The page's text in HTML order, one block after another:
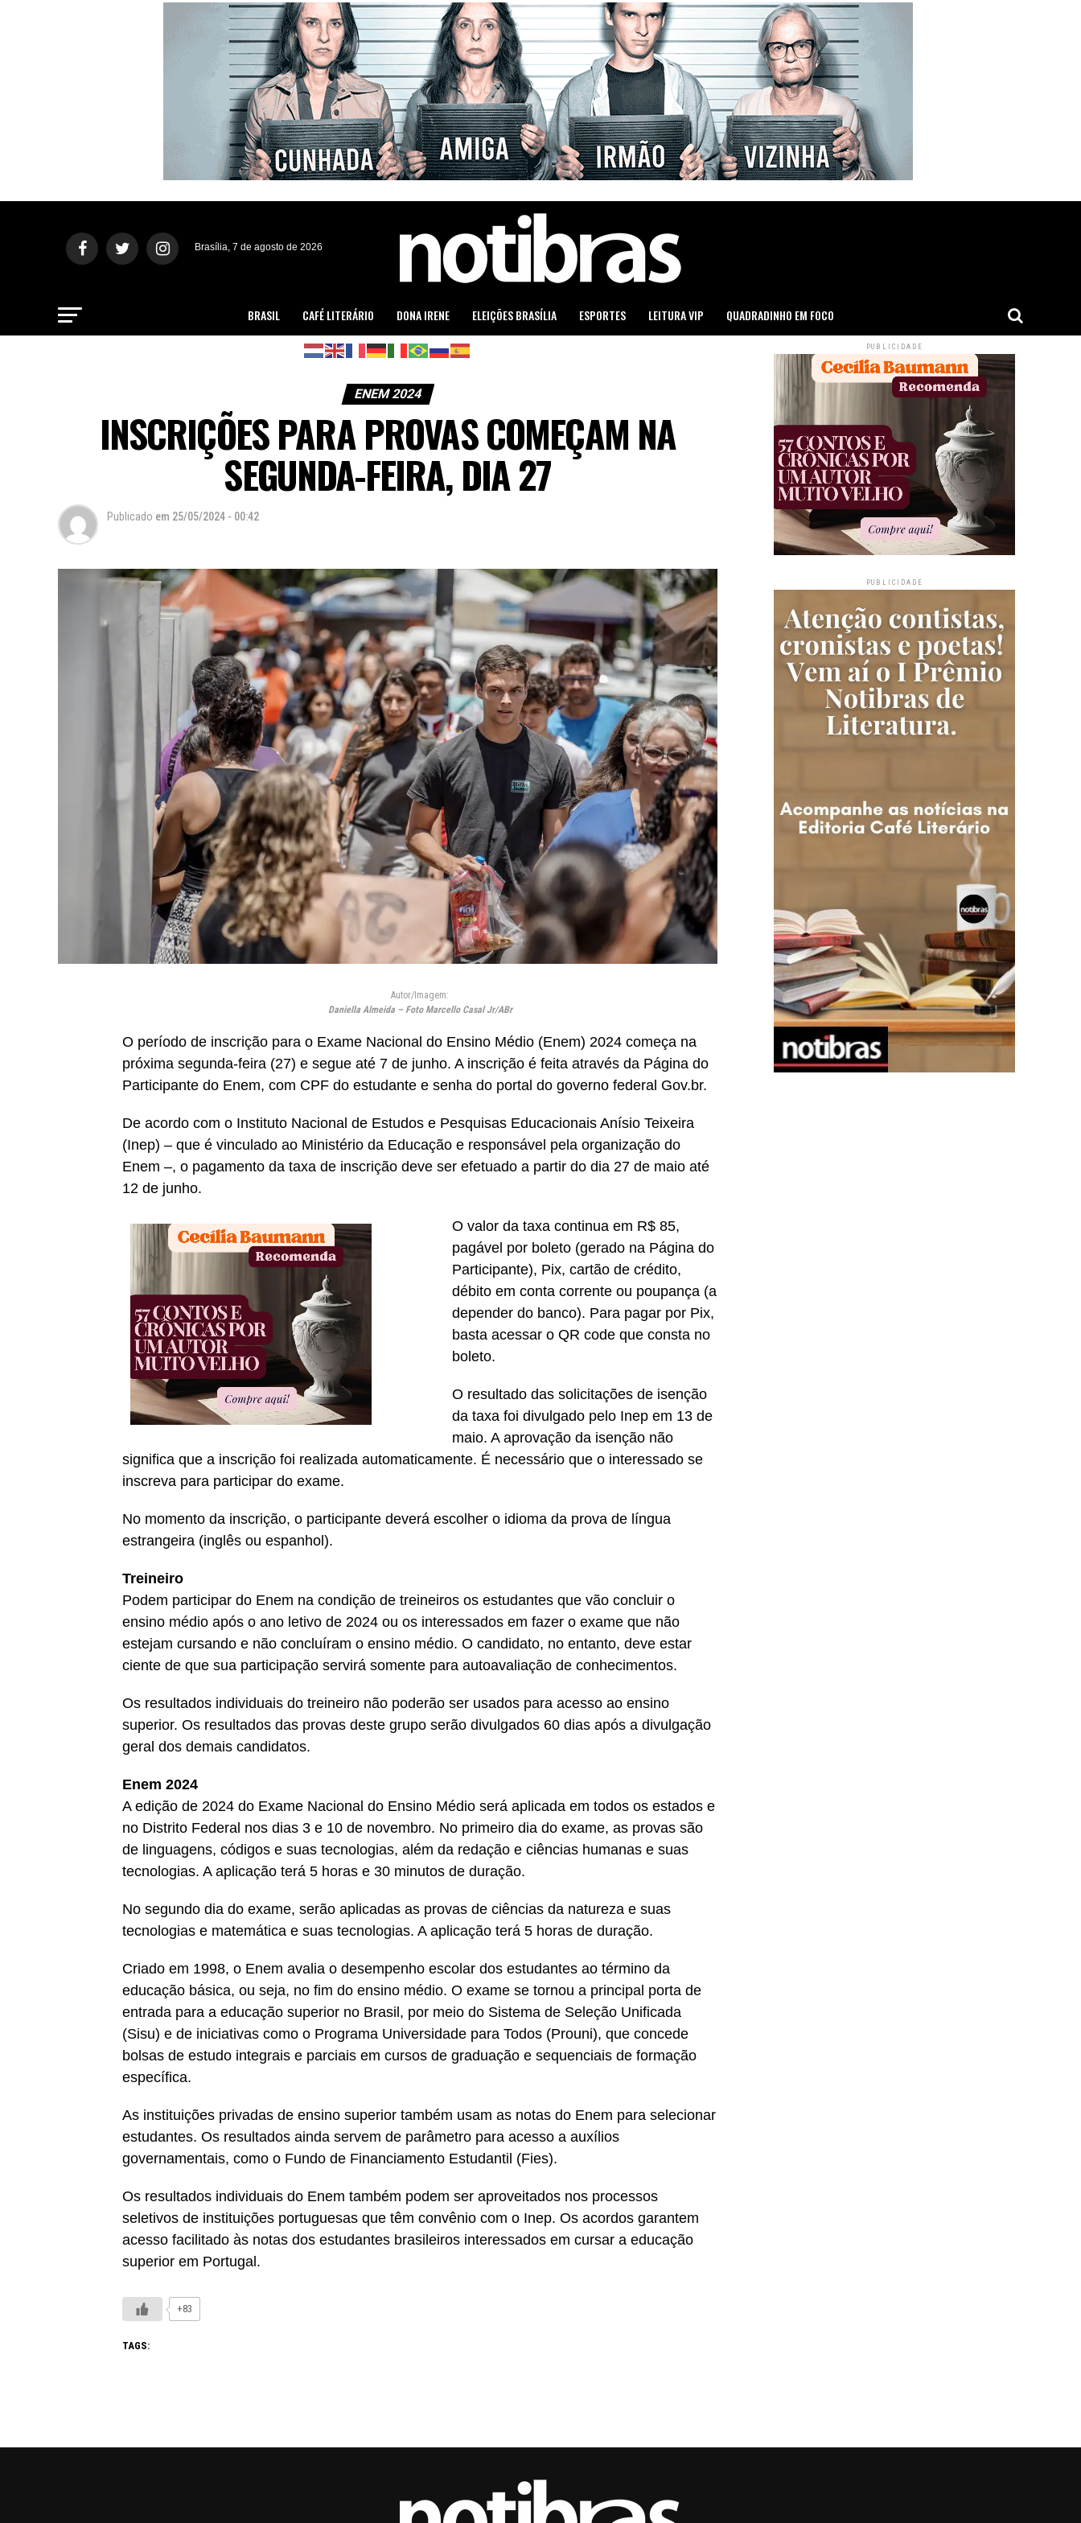
Brasília, 7 de agosto de 2026
BRASIL CAFÉ LITERÁRIO DONA IRENE ELEIÇÕES BRASÍLIA ESPORTES LEITURA VIP QUADRADINHO EM FOCO
ENEM 2024
INSCRIÇÕES PARA PROVAS COMEÇAM NA
SEGUNDA-FEIRA, DIA 27
Publicado em 25/05/2024 - 00:42
Autor/Imagem:
Daniella Almeida – Foto Marcello Casal Jr/ABr
O período de inscrição para o Exame Nacional do Ensino Médio (Enem) 2024 começa na
próxima segunda-feira (27) e segue até 7 de junho. A inscrição é feita através da Página do
Participante do Enem, com CPF do estudante e senha do portal do governo federal Gov.br.
De acordo com o Instituto Nacional de Estudos e Pesquisas Educacionais Anísio Teixeira
(Inep) – que é vinculado ao Ministério da Educação e responsável pela organização do
Enem –, o pagamento da taxa de inscrição deve ser efetuado a partir do dia 27 de maio até
12 de junho.
O valor da taxa continua em R$ 85,
pagável por boleto (gerado na Página do
Participante), Pix, cartão de crédito,
débito em conta corrente ou poupança (a
depender do banco). Para pagar por Pix,
basta acessar o QR code que consta no
boleto.
O resultado das solicitações de isenção
da taxa foi divulgado pelo Inep em 13 de
maio. A aprovação da isenção não
significa que a inscrição foi realizada automaticamente. É necessário que o interessado se
inscreva para participar do exame.
No momento da inscrição, o participante deverá escolher o idioma da prova de língua
estrangeira (inglês ou espanhol).
Treineiro
Podem participar do Enem na condição de treineiros os estudantes que vão concluir o
ensino médio após o ano letivo de 2024 ou os interessados em fazer o exame que não
estejam cursando e não concluíram o ensino médio. O candidato, no entanto, deve estar
ciente de que sua participação servirá somente para autoavaliação de conhecimentos.
Os resultados individuais do treineiro não poderão ser usados para acesso ao ensino
superior. Os resultados das provas deste grupo serão divulgados 60 dias após a divulgação
geral dos demais candidatos.
Enem 2024
A edição de 2024 do Exame Nacional do Ensino Médio será aplicada em todos os estados e
no Distrito Federal nos dias 3 e 10 de novembro. No primeiro dia do exame, as provas são
de linguagens, códigos e suas tecnologias, além da redação e ciências humanas e suas
tecnologias. A aplicação terá 5 horas e 30 minutos de duração.
No segundo dia do exame, serão aplicadas as provas de ciências da natureza e suas
tecnologias e matemática e suas tecnologias. A aplicação terá 5 horas de duração.
Criado em 1998, o Enem avalia o desempenho escolar dos estudantes ao término da
educação básica, ou seja, no fim do ensino médio. O exame se tornou a principal porta de
entrada para a educação superior no Brasil, por meio do Sistema de Seleção Unificada
(Sisu) e de iniciativas como o Programa Universidade para Todos (Prouni), que concede
bolsas de estudo integrais e parciais em cursos de graduação e sequenciais de formação
específica.
As instituições privadas de ensino superior também usam as notas do Enem para selecionar
estudantes. Os resultados ainda servem de parâmetro para acesso a auxílios
governamentais, como o Fundo de Financiamento Estudantil (Fies).
Os resultados individuais do Enem também podem ser aproveitados nos processos
seletivos de instituições portuguesas que têm convênio com o Inep. Os acordos garantem
acesso facilitado às notas dos estudantes brasileiros interessados em cursar a educação
superior em Portugal.
+83
TAGS:
PUBLICIDADE
PUBLICIDADE